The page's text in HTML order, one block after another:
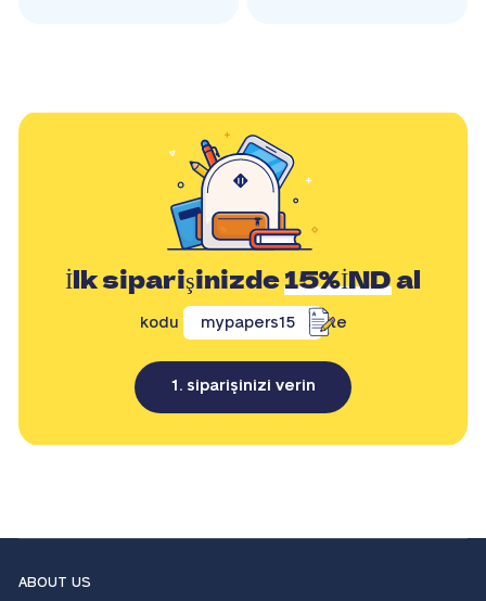
İlk siparişinizde15%İNDal
kodu mypapers15 ile
1. siparişinizi verin
ABOUT US